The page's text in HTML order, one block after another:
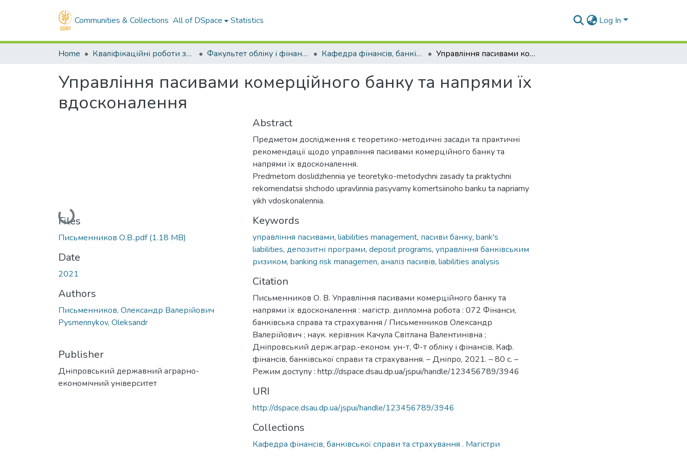
Communities & Collections All of DSpace Statistics Log In
Home Кваліфікаційні роботи здобувачів вищої освіти Факультет обліку і фінансів Кафедра фінансів, банківської справи та страхування . Магістри Управління пасивами комерційного банку та напрями їх вдосконалення
Управління пасивами комерційного банку та напрями їх
вдосконалення
Loading...
Files
Письменников О.В..pdf(1.18 MB)
Date
2021
Authors
Письменников, Олександр Валерійович
Pysmennykov, Oleksandr
Publisher
Дніпровський державний аграрно-
економічний університет
Abstract
Предметом дослідження є теоретико-методичні засади та практичні
рекомендації щодо управління пасивами комерційного банку та
напрями їх вдосконалення.
Predmetom doslidzhennia ye teoretyko-metodychni zasady ta praktychni
rekomendatsii shchodo upravlinnia pasyvamy komertsiinoho banku ta napriamy
yikh vdoskonalennia.
Keywords
управління пасивами, liabilities management, пасиви банку, bank's
liabilities, депозитні програми, deposit programs, управління банківським
ризиком, banking risk managemen, аналіз пасивів, liabilities analysis
Citation
Письменников О. В. Управління пасивами комерційного банку та
напрями їх вдосконалення : магістр. дипломна робота : 072 Фінанси,
банківська справа та страхування / Письменников Олександр
Валерійович ; наук. керівник Качула Світлана Валентинівна ;
Дніпровський держ.аграр.-економ. ун-т, Ф-т обліку і фінансів, Каф.
фінансів, банківської справи та страхування. – Дніпро, 2021. – 80 с. –
Режим доступу : http://dspace.dsau.dp.ua/jspui/handle/123456789/3946
URI
http://dspace.dsau.dp.ua/jspui/handle/123456789/3946
Collections
Кафедра фінансів, банківської справи та страхування . Магістри